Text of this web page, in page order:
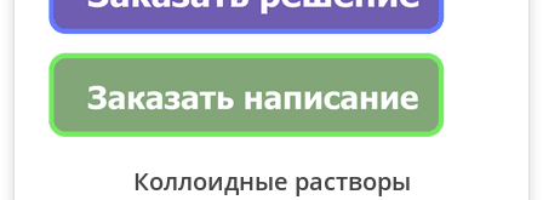
Коллоидные растворы